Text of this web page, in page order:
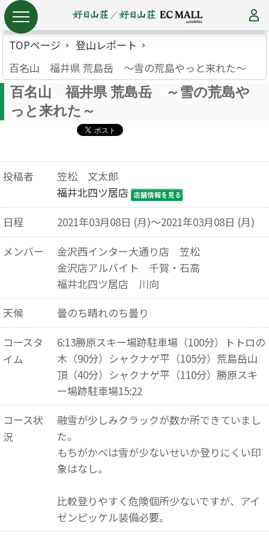
TOPページ
登山レポート
百名山 福井県 荒島岳 ～雪の荒島やっと来れた～
百名山 福井県 荒島岳 ～雪の荒島や
っと来れた～
投稿者
笠松 文太郎
福井北四ツ居店
日程
2021年03月08日 (月)～2021年03月08日 (月)
メンバー
金沢西インター大通り店 笠松
金沢店アルバイト 千賀・石高
福井北四ツ居店 川向
天候
曇のち晴れのち曇り
コースタ
イム
6:13勝原スキー場跡駐車場（100分）トトロの
木（90分）シャクナゲ平（105分）荒島岳山
頂（40分）シャクナゲ平（110分）勝原スキ
ー場跡駐車場15:22
コース状
況
融雪が少しみクラックが数か所できていまし
た。
もちがかべは雪が少ないせいか登りにくい印
象はなし。
比較登りやすく危険個所少ないですが、アイ
ゼンピッケル装備必要。